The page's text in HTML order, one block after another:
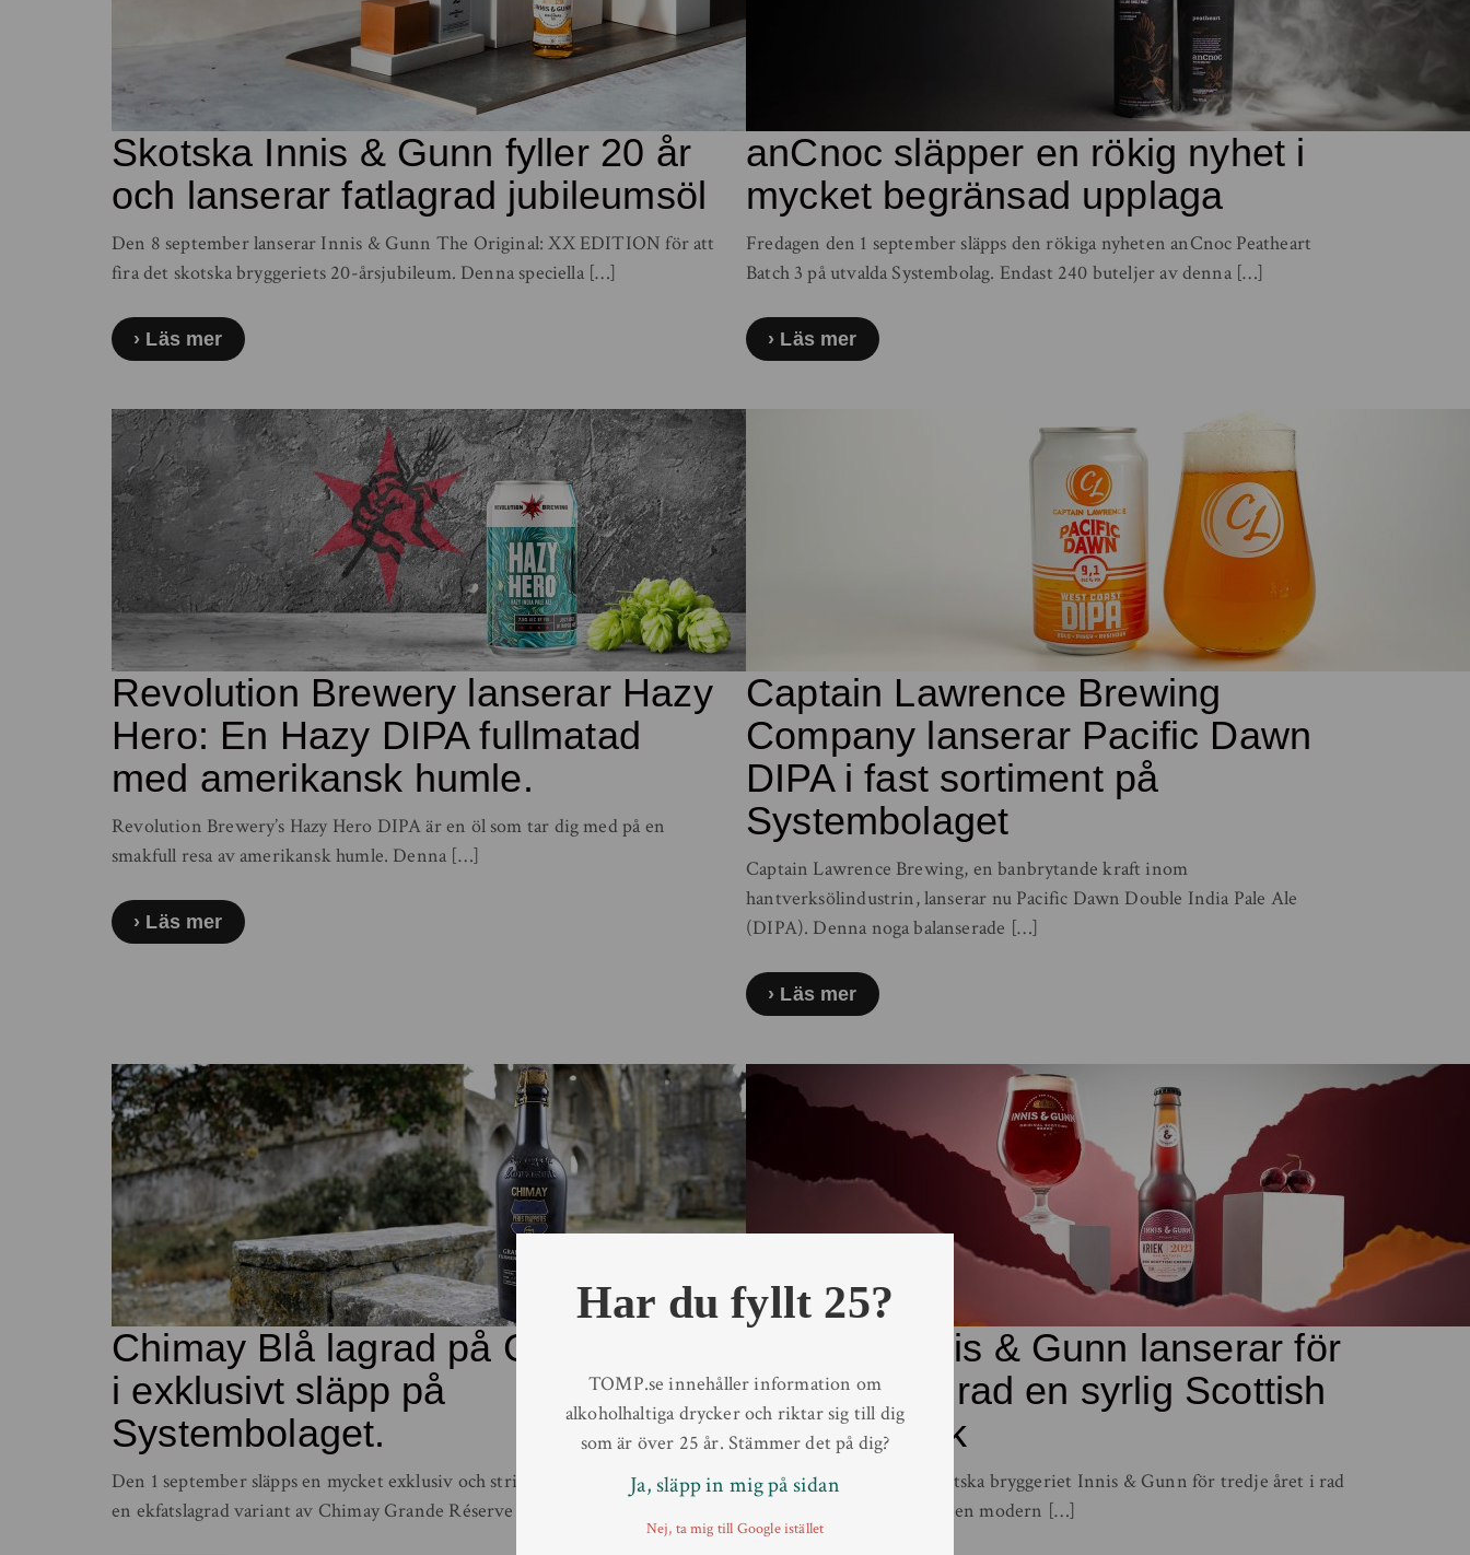
Skotska Innis & Gunn fyller 20 år
och lanserar fatlagrad jubileumsöl
Den 8 september lanserar Innis & Gunn The Original: XX EDITION för att
fira det skotska bryggeriets 20-årsjubileum. Denna speciella […]
Läs mer
anCnoc släpper en rökig nyhet i
mycket begränsad upplaga
Fredagen den 1 september släpps den rökiga nyheten anCnoc Peatheart
Batch 3 på utvalda Systembolag. Endast 240 buteljer av denna […]
Läs mer
Revolution Brewery lanserar Hazy
Hero: En Hazy DIPA fullmatad
med amerikansk humle.
Revolution Brewery’s Hazy Hero DIPA är en öl som tar dig med på en
smakfull resa av amerikansk humle. Denna […]
Läs mer
Captain Lawrence Brewing
Company lanserar Pacific Dawn
DIPA i fast sortiment på
Systembolaget
Captain Lawrence Brewing, en banbrytande kraft inom
hantverksölindustrin, lanserar nu Pacific Dawn Double India Pale Ale
(DIPA). Denna noga balanserade […]
Läs mer
Chimay Blå lagrad på Calvadosfat
i exklusivt släpp på
Systembolaget.
Den 1 september släpps en mycket exklusiv och strikt begränsad upplaga av
en ekfatslagrad variant av Chimay Grande Réserve på […]
Skotska Innis & Gunn lanserar för
tredje året i rad en syrlig Scottish
Cherry Kriek
Den 11 augusti släpper skotska bryggeriet Innis & Gunn för tredje året i rad
en mycket speciell utgåva, en modern […]
Har du fyllt 25?
TOMP.se innehåller information om
alkoholhaltiga drycker och riktar sig till dig
som är över 25 år. Stämmer det på dig?
Ja, släpp in mig på sidan
Nej, ta mig till Google istället